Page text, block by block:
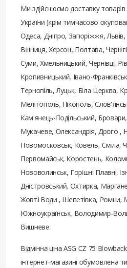
Ми здійснюємо доставку товарів
України (крім тимчасово
Одеса, Дніпро, Запоріжжя,
Вінниця, Херсон, Полтава,
Суми, Хмельницький, Чернівці,
Кропивницький, Івано-
Тернопіль, Луцьк, Біла Церква,
Мелітополь, Нікополь,
Кам'янець-Подільський,
Мукачеве, Олександрія, Дрого ,
Новомосковськ, Ковель, Сміла,
Первомайськ, Коростень,
Нововолинськ, Горішні Плавні,
Дністровський, Охтирка,
Жовті Води , Шепетівка, Ромни,
Южноукраїнськ, Володимир-
Вишневе.
Відмінна ціна ASG CZ 75
інтернет-магазині обумовлена